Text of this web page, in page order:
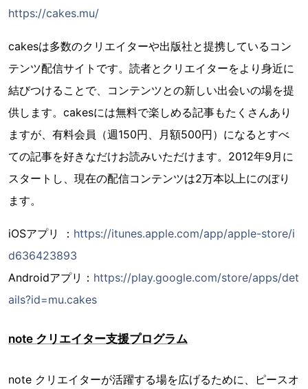
https://cakes.mu/
cakesは多数のクリエイターや出版社と提携しているコン
テンツ配信サイトです。読者とクリエイターをより身近に
結びつけることで、コンテンツとの新しい出会いの場を提
供します。cakesには無料で楽しめる記事もたくさんあり
ますが、有料会員（週150円、月額500円）になるとすべ
ての記事を好きなだけお読みいただけます。2012年9月に
スタートし、現在の配信コンテンツは2万本以上にのぼり
ます。
iOSアプリ ： https://itunes.apple.com/app/apple-store/i
d636423893
Androidアプリ： https://play.google.com/store/apps/det
ails?id=mu.cakes
note クリエイター支援プログラム
note クリエイターが活躍する場を広げるために、ピースオ